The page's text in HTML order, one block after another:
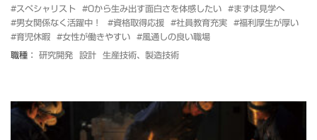
#スペシャリスト
#0から生み出す面白さを体感したい
#まずは見学へ
#男女関係なく活躍中！
#資格取得応援 #社員教育充実
#福利厚生が厚い
#育児休暇
#女性が働きやすい #風通しの良い職場
職種： 研究開発 設計 生産技術、製造技術